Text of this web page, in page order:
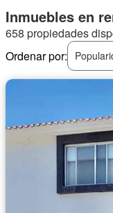
Inmuebles en
658 propiedades
Ordenar por: